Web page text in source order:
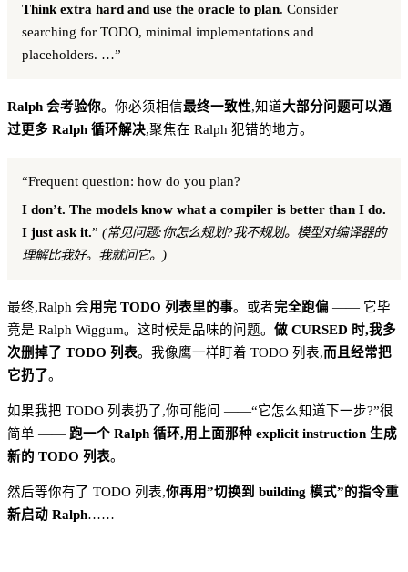
Think extra hard and use the oracle to plan. Consider
searching for TODO, minimal implementations and
placeholders. …”
Ralph 会考验你。你必须相信最终一致性,知道大部分问题可以通
过更多 Ralph 循环解决,聚焦在 Ralph 犯错的地方。
“Frequent question: how do you plan?
I don’t. The models know what a compiler is better than I do.
I just ask it.” (常见问题:你怎么规划?我不规划。模型对编译器的
理解比我好。我就问它。)
最终,Ralph 会用完 TODO 列表里的事。或者完全跑偏 —— 它毕
竟是 Ralph Wiggum。这时候是品味的问题。 做 CURSED 时,我多
次删掉了 TODO 列表。我像鹰一样盯着 TODO 列表,而且经常把
它扔了。
如果我把 TODO 列表扔了,你可能问 ——“它怎么知道下一步?”很
简单 —— 跑一个 Ralph 循环,用上面那种 explicit instruction 生成
新的 TODO 列表。
然后等你有了 TODO 列表,你再用”切换到 building 模式”的指令重
新启动 Ralph……